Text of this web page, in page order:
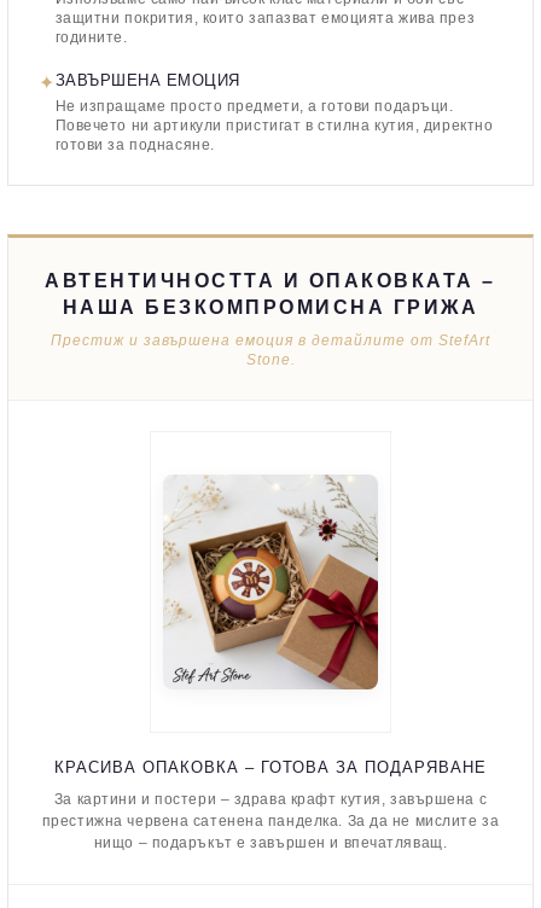
защитни покрития, които запазват емоцията жива през
годините.
✦ЗАВЪРШЕНА ЕМОЦИЯ
Не изпращаме просто предмети, а готови подаръци.
Повечето ни артикули пристигат в стилна кутия, директно
готови за поднасяне.
АВТЕНТИЧНОСТТА И ОПАКОВКАТА –
НАША БЕЗКОМПРОМИСНА ГРИЖА
Престиж и завършена емоция в детайлите от StefArt
Stone.
КРАСИВА ОПАКОВКА – ГОТОВА ЗА ПОДАРЯВАНЕ
За картини и постери – здрава крафт кутия, завършена с
престижна червена сатенена панделка. За да не мислите за
нищо – подаръкът е завършен и впечатляващ.